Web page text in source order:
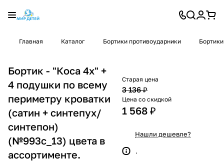
Главная Каталог Бортики противоударники
Бортик - "Коса 4х" +
4 подушки по всему
периметру кроватки
(сатин + синтепух/
синтепон)
(№993с_13) цвета в
ассортименте.
Старая цена
3 136 ₽
Цена со скидкой
1 568 ₽
Нашли дешевле?
.